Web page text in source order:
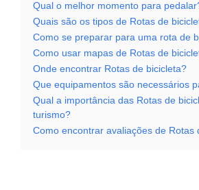
Qual o melhor momento para
Quais são os tipos de Rotas de
Como se preparar para uma rota de
Como usar mapas de Rotas de
Onde encontrar Rotas de bicicleta?
Que equipamentos são necessários
Qual a importância das Rotas de
turismo?
Como encontrar avaliações de Rotas